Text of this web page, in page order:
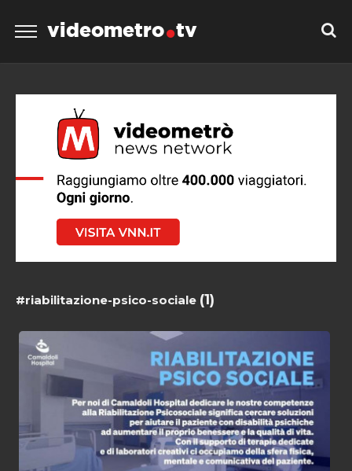
videometro tv
#riabilitazione-psico-sociale (1)